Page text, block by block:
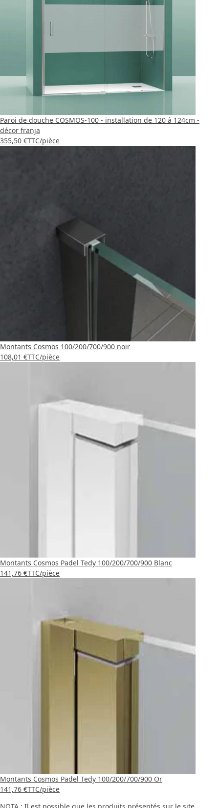
Paroi de douche COSMOS-100 - installation de 120 à 124cm -
décor franja
355,50 €TTC/pièce
Montants Cosmos 100/200/700/900 noir
108,01 €TTC/pièce
Montants Cosmos Padel Tedy 100/200/700/900 Blanc
141,76 €TTC/pièce
Montants Cosmos Padel Tedy 100/200/700/900 Or
141,76 €TTC/pièce